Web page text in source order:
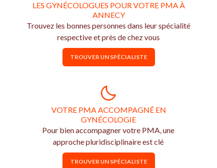
LES GYNÉCOLOGUES POUR VOTRE PMA À
ANNECY
Trouvez les bonnes personnes dans leur spécialité
respective et près de chez vous
TROUVER UN SPÉCIALISTE
VOTRE PMA ACCOMPAGNÉ EN
GYNÉCOLOGIE
Pour bien accompagner votre PMA, une
approche pluridisciplinaire est clé
TROUVER UN SPÉCIALISTE